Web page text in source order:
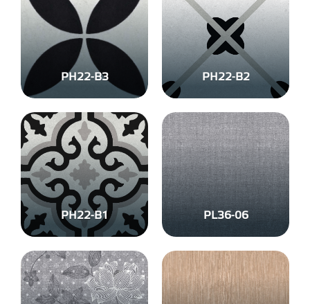
PH22-B3 PH22-B2
PH22-B1 PL36-06